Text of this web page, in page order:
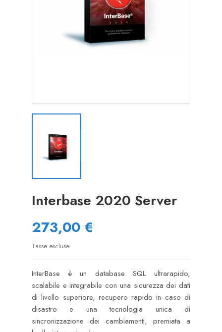
Interbase 2020 Server
273,00 €
Tasse escluse
InterBase è un database SQL ultrarapido,
scalabile e integrabile con una sicurezza dei dati
di livello superiore, recupero rapido in caso di
disastro e una tecnologia unica di
sincronizzazione dei cambiamenti, premiata a